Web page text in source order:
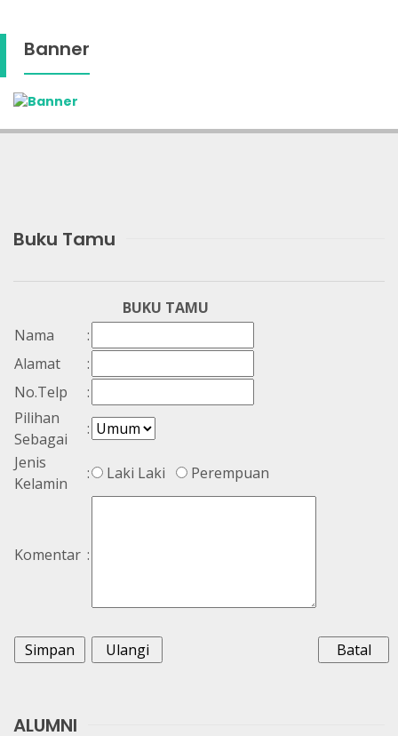
Banner
Buku Tamu
BUKU TAMU
Nama
:
Alamat
:
No.Telp
:
Pilihan
Sebagai
:
Jenis
Kelamin
: Laki Laki Perempuan
Komentar :
ALUMNI